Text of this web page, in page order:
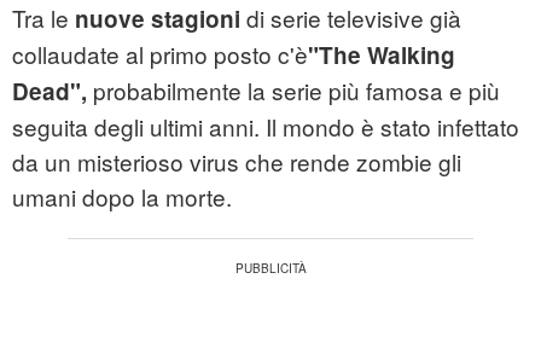
Tra le nuove stagioni di serie televisive già
collaudate al primo posto c'è"The Walking
Dead", probabilmente la serie più famosa e più
seguita degli ultimi anni. Il mondo è stato infettato
da un misterioso virus che rende zombie gli
umani dopo la morte.